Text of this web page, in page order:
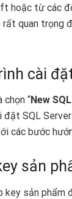
hoặc từ các
quan trọng
cài
chọn “New
đặt SQL
các bước
sản
key sản phẩm